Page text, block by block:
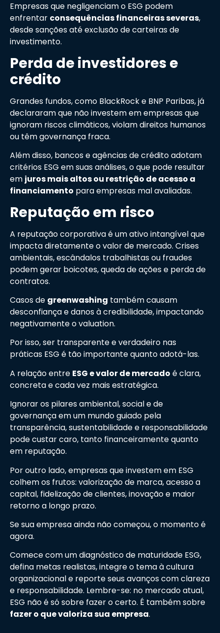
Empresas que negligenciam o ESG podem
enfrentar consequências financeiras severas,
desde sanções até exclusão de carteiras de
investimento.
Perda de investidores e
crédito
Grandes fundos, como BlackRock e BNP Paribas, já
declararam que não investem em empresas que
ignoram riscos climáticos, violam direitos humanos
ou têm governança fraca.
Além disso, bancos e agências de crédito adotam
critérios ESG em suas análises, o que pode resultar
em juros mais altos ou restrição de acesso a
financiamento para empresas mal avaliadas.
Reputação em risco
A reputação corporativa é um ativo intangível que
impacta diretamente o valor de mercado. Crises
ambientais, escândalos trabalhistas ou fraudes
podem gerar boicotes, queda de ações e perda de
contratos.
Casos de greenwashing também causam
desconfiança e danos à credibilidade, impactando
negativamente o valuation.
Por isso, ser transparente e verdadeiro nas
práticas ESG é tão importante quanto adotá-las.
A relação entre ESG e valor de mercado é clara,
concreta e cada vez mais estratégica.
Ignorar os pilares ambiental, social e de
governança em um mundo guiado pela
transparência, sustentabilidade e responsabilidade
pode custar caro, tanto financeiramente quanto
em reputação.
Por outro lado, empresas que investem em ESG
colhem os frutos: valorização de marca, acesso a
capital, fidelização de clientes, inovação e maior
retorno a longo prazo.
Se sua empresa ainda não começou, o momento é
agora.
Comece com um diagnóstico de maturidade ESG,
defina metas realistas, integre o tema à cultura
organizacional e reporte seus avanços com clareza
e responsabilidade. Lembre-se: no mercado atual,
ESG não é só sobre fazer o certo. É também sobre
fazer o que valoriza sua empresa.